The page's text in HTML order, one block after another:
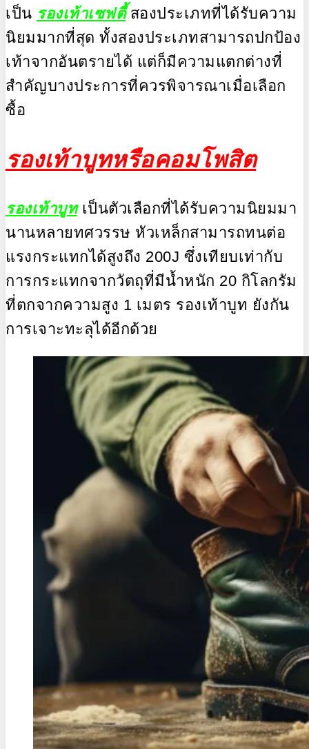
เป็น รองเท้าเซฟตี้สองประเภทที่ได้รับความ
นิยมมากที่สุด ทั้งสองประเภทสามารถปกป้อง
เท้าจากอันตรายได้ แต่ก็มีความแตกต่างที่
สำคัญบางประการที่ควรพิจารณาเมื่อเลือก
ซื้อ
รองเท้าบูทหรือคอมโพสิต
รองเท้าบูทเป็นตัวเลือกที่ได้รับความนิยมมา
นานหลายทศวรรษ หัวเหล็กสามารถทนต่อ
แรงกระแทกได้สูงถึง 200J ซึ่งเทียบเท่ากับ
การกระแทกจากวัตถุที่มีน้ำหนัก 20 กิโลกรัม
ที่ตกจากความสูง 1 เมตร รองเท้าบูท ยังกัน
การเจาะทะลุได้อีกด้วย